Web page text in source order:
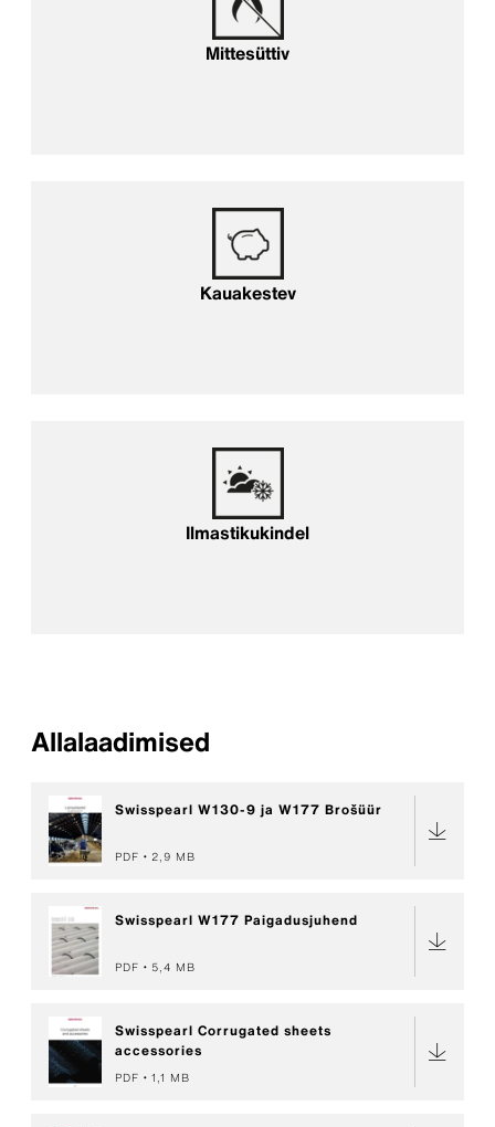
Mittesüttiv
Kauakestev
Ilmastikukindel
Allalaadimised
Swisspearl W130-9 ja W177 Brošüür
PDF 2,9 MB
Swisspearl W177 Paigadusjuhend
PDF 5,4 MB
Swisspearl Corrugated sheets
accessories
PDF 1,1 MB